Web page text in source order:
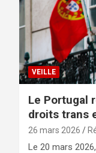
VEILLE
Le Portugal
droits trans
26 mars 2026
Le 20 mars